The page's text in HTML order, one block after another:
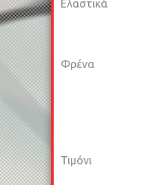
Ελαστικά
Φρένα
Τιμόνι